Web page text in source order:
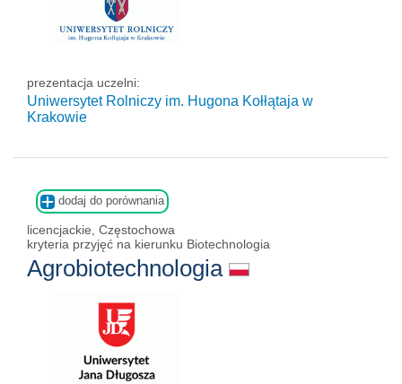
prezentacja uczelni:
Uniwersytet Rolniczy im. Hugona Kołłątaja w
Krakowie
dodaj do porównania
licencjackie, Częstochowa
kryteria przyjęć na kierunku Biotechnologia
Agrobiotechnologia